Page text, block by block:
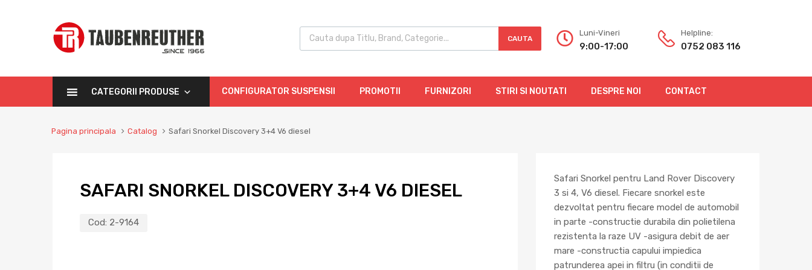
CAUTA
Luni-Vineri
9:00-17:00
Helpline:
0752 083 116
CATEGORII PRODUSE CONFIGURATOR SUSPENSII PROMOTII FURNIZORI STIRI SI NOUTATI DESPRE NOI CONTACT
Pagina principala Catalog Safari Snorkel Discovery 3+4 V6 diesel
SAFARI SNORKEL DISCOVERY 3+4 V6 DIESEL
Cod: 2-9164
Safari Snorkel pentru Land Rover Discovery
3 si 4, V6 diesel. Fiecare snorkel este
dezvoltat pentru fiecare model de automobil
in parte -constructie durabila din polietilena
rezistenta la raze UV -asigura debit de aer
mare -constructia capului impiedica
patrunderea apei in filtru (in conditii de